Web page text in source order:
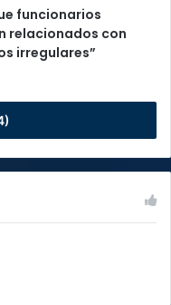
funcionarios
relacionados con
irregulares”